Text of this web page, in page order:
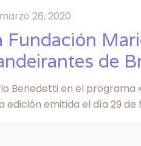
marzo 26, 2020
Fundación
de
Benedetti en el programa
edición emitida el día 29